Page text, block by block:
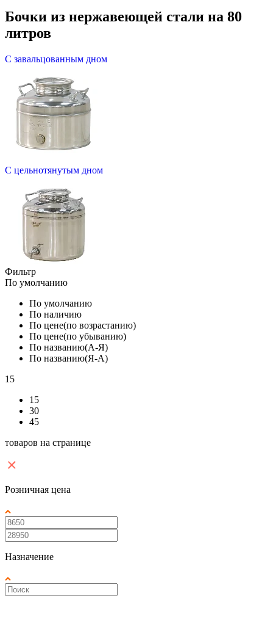
Бочки из нержавеющей стали на 80
литров
С завальцованным дном
С цельнотянутым дном
Фильтр
По умолчанию
По умолчанию
По наличию
По цене(по возрастанию)
По цене(по убыванию)
По названию(А-Я)
По названию(Я-А)
15
15
30
45
товаров на странице
Розничная цена
Назначение